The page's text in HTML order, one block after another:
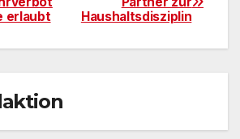
Haushaltsdisziplin
erlaubt